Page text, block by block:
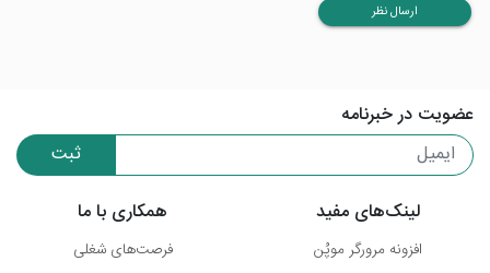
ارسال نظر
عضویت در خبرنامه
ثبت
لینک‌های مفید
افزونه مرورگر موپُن
همکاری با ما
فرصت‌های شغلی